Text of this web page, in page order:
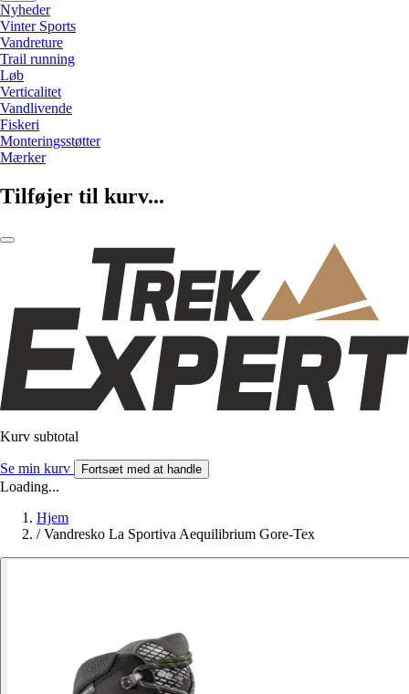
Nyheder
Vinter Sports
Vandreture
Trail running
Løb
Verticalitet
Vandlivende
Fiskeri
Monteringsstøtter
Mærker
Tilføjer til kurv...
Kurv subtotal
Se min kurv Fortsæt med at handle
Loading...
Hjem
/ Vandresko La Sportiva Aequilibrium Gore-Tex